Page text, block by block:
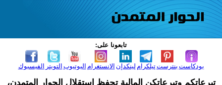
تابعونا على:
الفيسبوك التويتر اليوتيوب الانستغرام لينكدإن تيلكرامبنترست بودكاست
تبرعاتكم وتبرعاتكن المالية تحفظ استقلال الحوار المتمدن،